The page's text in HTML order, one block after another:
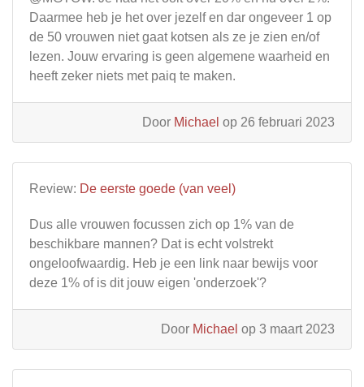
Daarmee heb je het over jezelf en dar ongeveer 1 op
de 50 vrouwen niet gaat kotsen als ze je zien en/of
lezen. Jouw ervaring is geen algemene waarheid en
heeft zeker niets met paiq te maken.
Door Michael op 26 februari 2023
Review: De eerste goede (van veel)
Dus alle vrouwen focussen zich op 1% van de
beschikbare mannen? Dat is echt volstrekt
ongeloofwaardig. Heb je een link naar bewijs voor
deze 1% of is dit jouw eigen 'onderzoek'?
Door Michael op 3 maart 2023